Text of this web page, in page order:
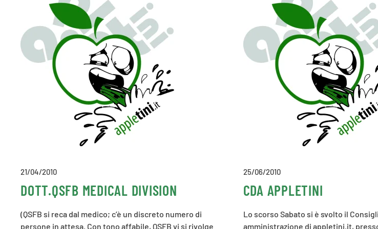
21/04/2010
DOTT.QSFB MEDICAL DIVISION
(QSFB si reca dal medico; c’è un discreto numero di
persone in attesa. Con tono affabile, QSFB vi si rivolge
25/06/2010
CDA APPLETINI
Lo scorso Sabato si è svolto il
amministrazione di appletini.it,